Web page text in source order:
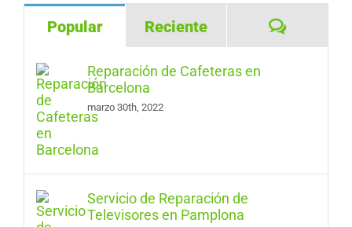
Popular Reciente
Reparación de Cafeteras en
Barcelona
marzo 30th, 2022
Servicio de Reparación de
Televisores en Pamplona